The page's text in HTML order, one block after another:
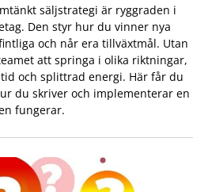
säljstrategi är ryggraden i
Den styr hur du vinner nya
och når era tillväxtmål. Utan
att springa i olika riktningar,
och splittrad energi. Här får du
du skriver och implementerar en
fungerar.